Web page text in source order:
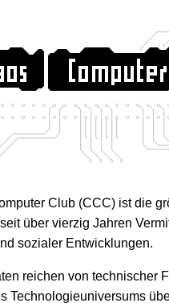
Club (CCC) ist die
über vierzig Jahren
sozialer Entwicklungen.
reichen von technischer
Technologie­universums